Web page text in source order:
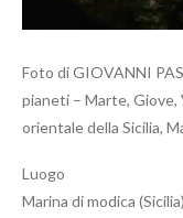
Foto di GIOVANNI
pianeti – Marte, Giove,
orientale della Sicilia,
Luogo
Marina di modica (Sicilia)